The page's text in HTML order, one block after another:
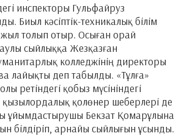
инспекторы Гульфайруз
Биыл кәсіптік-техникалық білім
толып отыр. Осыған орай
сыйлыққа Жезқазған
колледжінің директоры
лайықты деп табылды. «Тұлға»
ретіндегі қобыз мүсініндегі
қолөнер шеберлері де
ұйымдастырушы Бекзат Қомарұлына
білдіріп, арнайы сыйлығын ұсынды.